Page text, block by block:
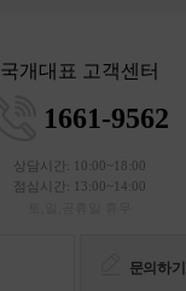
국개대표 고객센터
1661-9562
상담시간: 10:00~18:00
점심시간: 13:00~14:00
문의하기